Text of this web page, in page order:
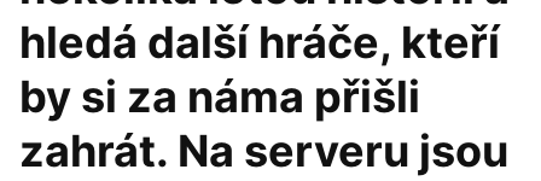
hledá další hráče, kteří
by si za náma přišli
zahrát. Na serveru jsou